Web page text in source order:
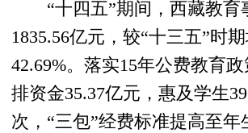
“十四五”期间，西藏教育
1835.56亿元，较“十三五”时
42.69%。落实15年公费教育
排资金35.37亿元，惠及学生
次，“三包”经费标准提高至年